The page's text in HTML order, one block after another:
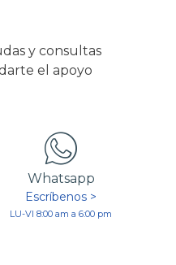
y consultas
el apoyo
Whatsapp
Escríbenos >
LU-VI 8:00 am a 6:00 pm